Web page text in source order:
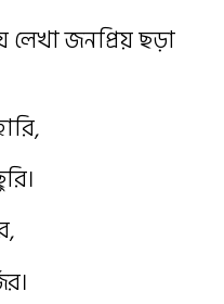
জনপ্রিয় ছড়া